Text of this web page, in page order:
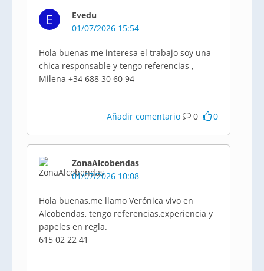
E
Evedu
01/07/2026 15:54
Hola buenas me interesa el trabajo soy una
chica responsable y tengo referencias ,
Milena +34 688 30 60 94
Añadir comentario 0 0
ZonaAlcobendas
01/07/2026 10:08
Hola buenas,me llamo Verónica vivo en
Alcobendas, tengo referencias,experiencia y
papeles en regla.
615 02 22 41